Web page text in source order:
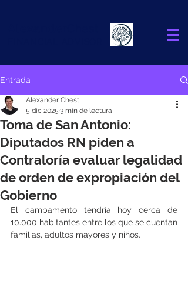
Entrada
Toma de San Antonio:
Diputados RN piden a
Contraloría evaluar legalidad
de orden de expropiación del
Gobierno
Alexander Chest
5 dic 2025 3 min de lectura
El campamento tendría hoy cerca de
10.000 habitantes entre los que se cuentan
familias, adultos mayores y niños.